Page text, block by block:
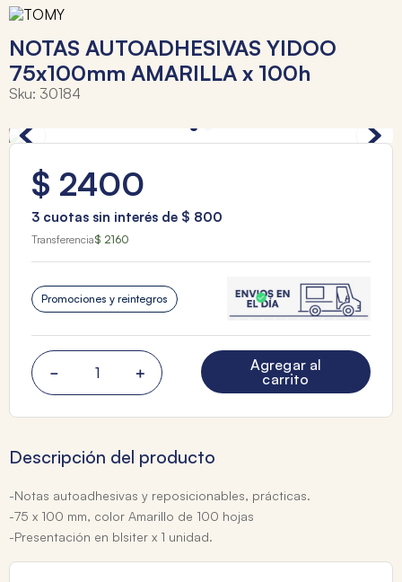
NOTAS AUTOADHESIVAS YIDOO
75x100mm AMARILLA x 100h
Sku: 30184
$ 2400
3 cuotas sin interés de $ 800
Transferencia$ 2160
Promociones y reintegros
＋
－
Agregar al
carrito
Descripción del producto
-Notas autoadhesivas y reposicionables, prácticas.
-75 x 100 mm, color Amarillo de 100 hojas
-Presentación en blsiter x 1 unidad.